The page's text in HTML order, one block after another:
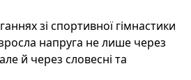
зі спортивної гімнастики
напруга не лише через
й через словесні та